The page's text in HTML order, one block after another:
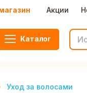
Акции
Каталог
Уход за волосами